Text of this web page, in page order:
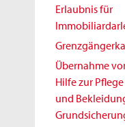
Erlaubnis für
Übernahme
Hilfe zur
und